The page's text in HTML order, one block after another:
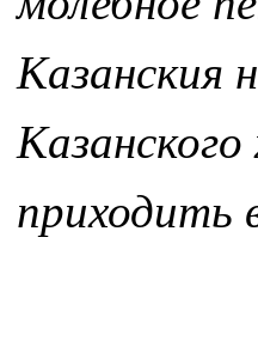
Казанския
приходить